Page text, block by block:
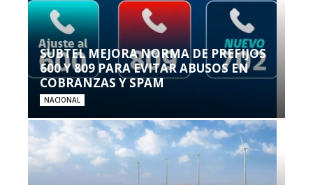
SUBTEL MEJORA NORMA DE PREFIJOS
600 Y 809 PARA EVITAR ABUSOS EN
COBRANZAS Y SPAM
NACIONAL